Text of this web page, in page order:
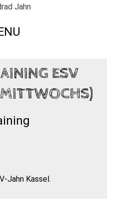
ESV J
Jahn Kassel.